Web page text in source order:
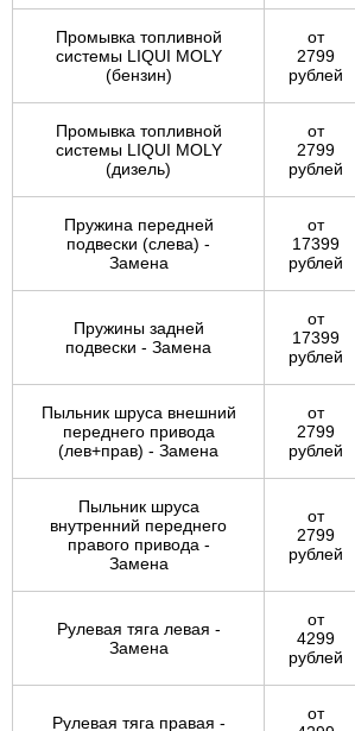
Промывка топливной
системы LIQUI MOLY
(бензин)
от
2799
рублей
Промывка топливной
системы LIQUI MOLY
(дизель)
от
2799
рублей
Пружина передней
подвески (слева) -
Замена
от
17399
рублей
Пружины задней
подвески - Замена
от
17399
рублей
Пыльник шруса внешний
переднего привода
(лев+прав) - Замена
от
2799
рублей
Пыльник шруса
внутренний переднего
правого привода -
Замена
от
2799
рублей
Рулевая тяга левая -
Замена
от
4299
рублей
Рулевая тяга правая -
от